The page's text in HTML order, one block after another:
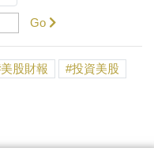
Go
美股財報
投資美股